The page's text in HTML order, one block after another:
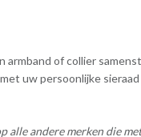
of collier
uw persoonlijke
alle andere merken die